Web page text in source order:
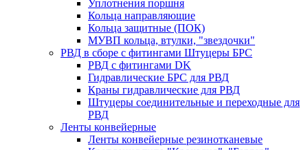
Уплотнения поршня
Кольца направляющие
Кольца защитные (ПОК)
МУВП кольца, втулки, "звездочки"
РВД в сборе с фитингами Штуцеры БРС
РВД с фитингами DK
Гидравлические БРС для РВД
Краны гидравлические для РВД
Штуцеры соединительные и переходные для
РВД
Ленты конвейерные
Ленты конвейерные резинотканевые